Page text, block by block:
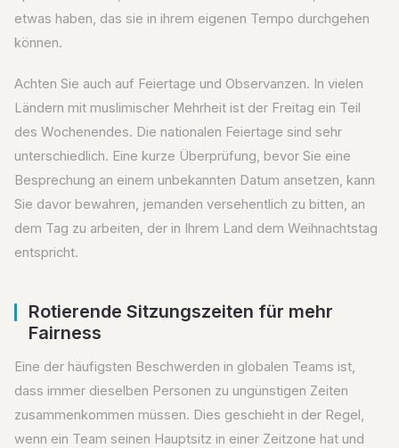
etwas haben, das sie in ihrem eigenen Tempo durchgehen
können.
Achten Sie auch auf Feiertage und Observanzen. In vielen
Ländern mit muslimischer Mehrheit ist der Freitag ein Teil
des Wochenendes. Die nationalen Feiertage sind sehr
unterschiedlich. Eine kurze Überprüfung, bevor Sie eine
Besprechung an einem unbekannten Datum ansetzen, kann
Sie davor bewahren, jemanden versehentlich zu bitten, an
dem Tag zu arbeiten, der in Ihrem Land dem Weihnachtstag
entspricht.
Rotierende Sitzungszeiten für mehr
Fairness
Eine der häufigsten Beschwerden in globalen Teams ist,
dass immer dieselben Personen zu ungünstigen Zeiten
zusammenkommen müssen. Dies geschieht in der Regel,
wenn ein Team seinen Hauptsitz in einer Zeitzone hat und